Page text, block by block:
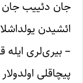
جان‌ دئییب جان‌
ائشیدن
– بیری‌‌لری‌ ایله
پیچاقلی اولدولار